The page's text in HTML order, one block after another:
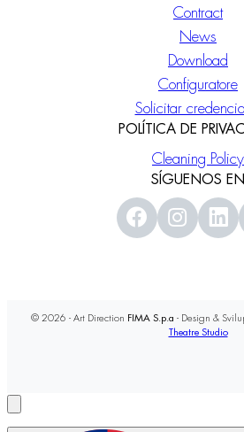
Contract
News
Download
Configuratore
Solicitar
POLÍTICA DE
Cleaning Policy
SÍGUENOS EN
© 2026 - Art Direction FIMA S.p.a - Design &
Theatre Studio